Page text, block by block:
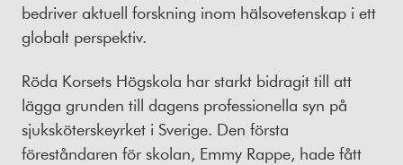
bedriver aktuell forskning inom hälsovetenskap i ett
globalt perspektiv.
Röda Korsets Högskola har starkt bidragit till att
lägga grunden till dagens professionella syn på
sjuksköterskeyrket i Sverige. Den första
föreståndaren för skolan, Emmy Rappe, hade fått